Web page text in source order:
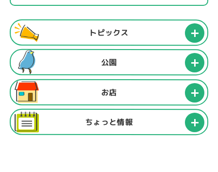
トピックス
公園
お店
ちょっと情報